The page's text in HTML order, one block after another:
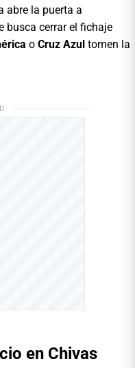
abre la puerta a
busca cerrar el fichaje
o Cruz Azul tomen la
en Chivas